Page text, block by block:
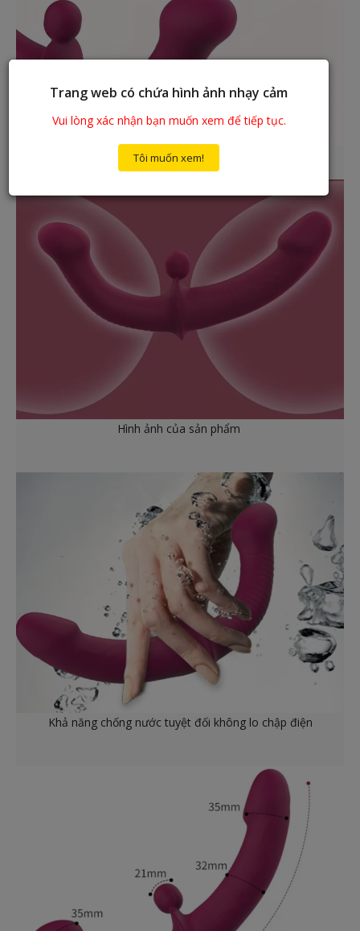
Hình ảnh của sản phẩm
Khả năng chống nước tuyệt đối không lo chập điện
Trang web có chứa hình ảnh nhạy cảm
Vui lòng xác nhận bạn muốn xem để tiếp tục.
Tôi muốn xem!